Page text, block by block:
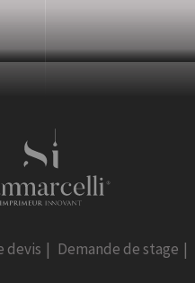
devis | Demande de stage |